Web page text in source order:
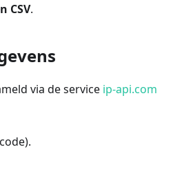
CSV.
via de service ip-api.com